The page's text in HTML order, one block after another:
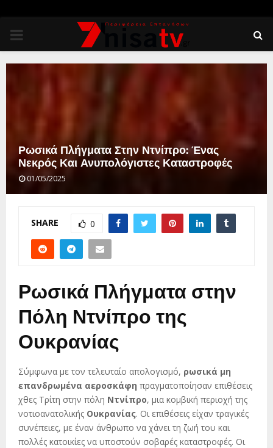
PRIMARY
MENU
Ρωσικά Πλήγματα Στην Ντνίπρο: Ένας
Νεκρός Και Ανυπολόγιστες Καταστροφές
01/05/2025
SHARE 0
Ρωσικά Πλήγματα στην
Πόλη Ντνίπρο της
Ουκρανίας
Σύμφωνα με τον τελευταίο απολογισμό, ρωσικά μη
επανδρωμένα αεροσκάφη πραγματοποίησαν επιθέσεις
χθες Τρίτη στην πόλη Ντνίπρο, μια κομβική περιοχή της
νοτιοανατολικής Ουκρανίας. Οι επιθέσεις είχαν τραγικές
συνέπειες, με έναν άνθρωπο να χάνει τη ζωή του και
πολλές κατοικίες να υποστούν σοβαρές καταστροφές. Οι